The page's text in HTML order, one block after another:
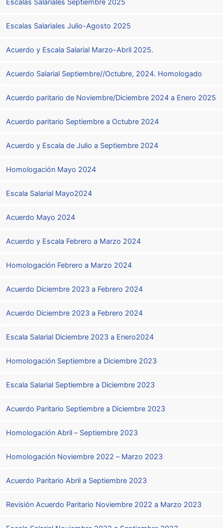
Escalas Salariales Septiembre 2025
Escalas Salariales Julio-Agosto 2025
Acuerdo y Escala Salarial Marzo-Abril 2025.
Acuerdo Salarial Septiembre//Octubre, 2024. Homologado
Acuerdo paritario de Noviembre/Diciembre 2024 a Enero 2025
Acuerdo paritario Septiembre a Octubre 2024
Acuerdo y Escala de Julio a Septiembre 2024
Homologación Mayo 2024
Escala Salarial Mayo2024
Acuerdo Mayo 2024
Acuerdo y Escala Febrero a Marzo 2024
Homologación Febrero a Marzo 2024
Acuerdo Diciembre 2023 a Febrero 2024
Acuerdo Diciembre 2023 a Febrero 2024
Escala Salarial Diciembre 2023 a Enero2024
Homologación Septiembre a Diciembre 2023
Escala Salarial Septiembre a Diciembre 2023
Acuerdo Paritario Septiembre a Diciembre 2023
Homologación Abril – Septiembre 2023
Homologación Noviembre 2022 – Marzo 2023
Acuerdo Paritario Abril a Septiembre 2023
Revisión Acuerdo Paritario Noviembre 2022 a Marzo 2023